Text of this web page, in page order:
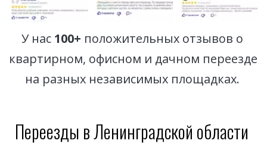
У нас 100+ положительных отзывов о
квартирном, офисном и дачном переезде
на разных независимых площадках.
Переезды в Ленинградской области